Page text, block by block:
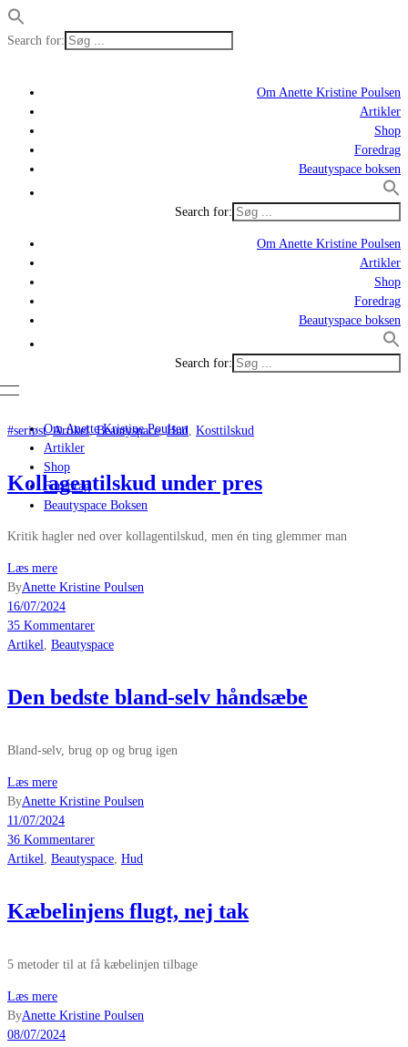
Search for:
Om Anette Kristine Poulsen
Artikler
Shop
Foredrag
Beautyspace boksen
Search for:
Om Anette Kristine Poulsen
Artikler
Shop
Foredrag
Beautyspace boksen
Search for:
Om Anette Kristine Poulsen
Artikler
Shop
Foredrag
Beautyspace Boksen
#seriøst,Artikel,Beautyspace,Hud, Kosttilskud
Kollagentilskud under pres
Kritik hagler ned over kollagentilskud, men én ting glemmer man
Læs mere
ByAnette Kristine Poulsen
16/07/2024
35 Kommentarer
Artikel
Beautyspace
Den bedste bland-selv håndsæbe
Bland-selv, brug op og brug igen
Læs mere
ByAnette Kristine Poulsen
11/07/2024
36 Kommentarer
Artikel Beautyspace Hud
Kæbelinjens flugt, nej tak
5 metoder til at få kæbelinjen tilbage
Læs mere
ByAnette Kristine Poulsen
08/07/2024